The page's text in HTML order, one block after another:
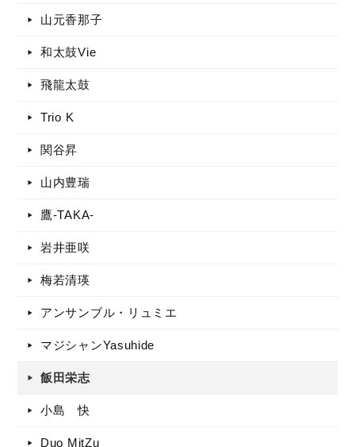
山元香那子
和太鼓Vie
飛龍太鼓
Trio K
関谷昇
山内豊瑞
鷹-TAKA-
岩井亜咲
梅若清瑛
アンサンブル・リュミエ
マジシャンYasuhide
飯田栄志
小島 快
Duo MitZu